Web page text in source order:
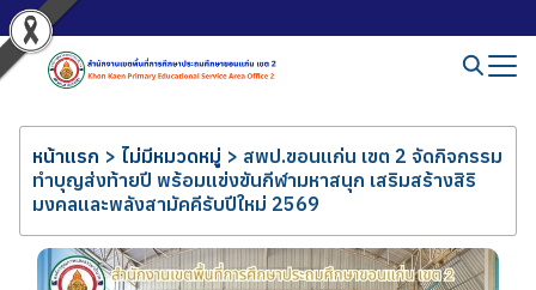
หน้าแรก > ไม่มีหมวดหมู่ > สพป.ขอนแก่น เขต 2 จัดกิจกรรม
ทำบุญส่งท้ายปี พร้อมแข่งขันกีฬามหาสนุก เสริมสร้างสิริ
มงคลและพลังสามัคคีรับปีใหม่ 2569